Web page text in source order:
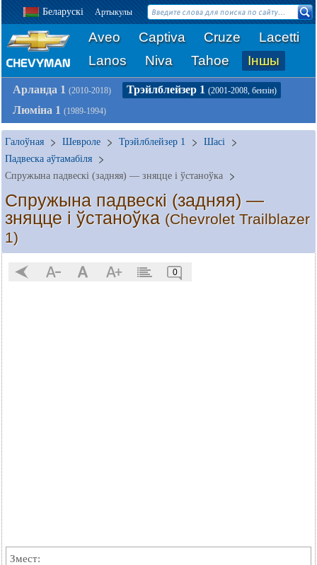
Беларускі Артыкулы
Aveo Captiva Cruze
Lacetti
Lanos
Niva Tahoe Іншы
Арланда 1 (2010-2018) Трэйлблейзер 1 (2001-2008, бензін)
Люміна 1 (1989-1994)
Галоўная Шевроле Трэйлблейзер 1
Шасі
Падвеска аўтамабіля
Спружына падвескі (задняя) — зняцце і ўстаноўка
Спружына падвескі (задняя) —
зняцце і ўстаноўка (Chevrolet Trailblazer
1)
0
Змест: